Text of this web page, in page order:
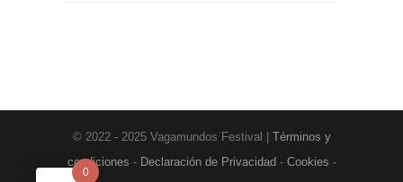
© 2022 - 2025 Vagamundos Festival | Términos y
condiciones - Declaración de Privacidad - Cookies -
0